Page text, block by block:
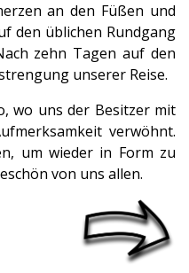
an den Füßen und
den üblichen Rundgang
zehn Tagen auf den
unserer Reise.
wo uns der Besitzer mit
verwöhnt.
um wieder in Form zu
von uns allen.